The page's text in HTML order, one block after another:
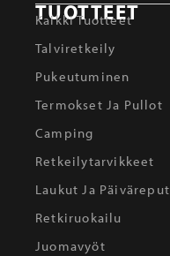
TUOTTEET
Kaikki Tuotteet
Talviretkeily
Pukeutuminen
Termokset Ja Pullot
Camping
Retkeilytarvikkeet
Laukut Ja Päiväreput
Retkiruokailu
Juomavyöt